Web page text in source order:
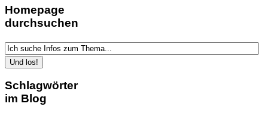
Homepage
durchsuchen
Schlagwörter
im Blog